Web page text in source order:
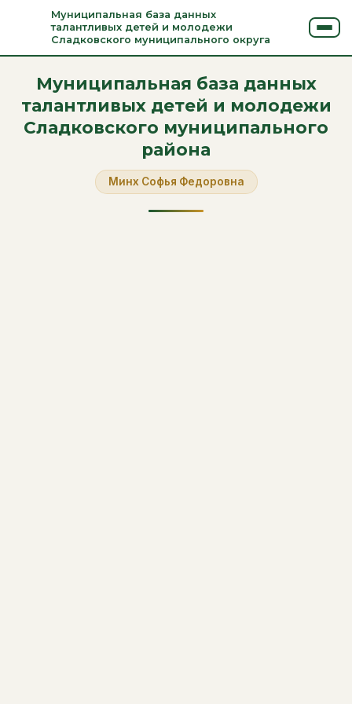
Муниципальная база данных
талантливых детей и молодежи
Сладковского муниципального округа
Муниципальная база данных
талантливых детей и молодежи
Сладковского муниципального
района
Минх Софья Федоровна